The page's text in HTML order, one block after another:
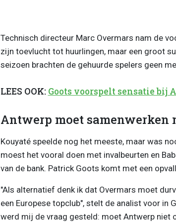
Technisch directeur Marc Overmars nam de
zijn toevlucht tot huurlingen, maar een groot
seizoen brachten de gehuurde spelers geen
LEES OOK: Goots voorspelt sensatie
Antwerp moet samenwerken
Kouyaté speelde nog het meeste, maar was
moest het vooral doen met invalbeurten en
van de bank. Patrick Goots komt met een
"Als alternatief denk ik dat Overmars moet
een Europese topclub", stelt de analist voor in
werd mij de vraag gesteld: moet Antwerp niet